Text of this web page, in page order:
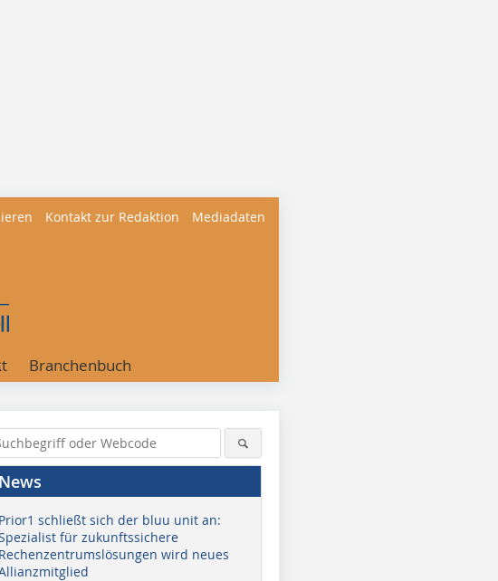
Kontakt zur Redaktion Mediadaten
Branchenbuch
News
Prior1 schließt sich der bluu unit an:
für zukunftssichere
Rechenzentrumslösungen wird neues